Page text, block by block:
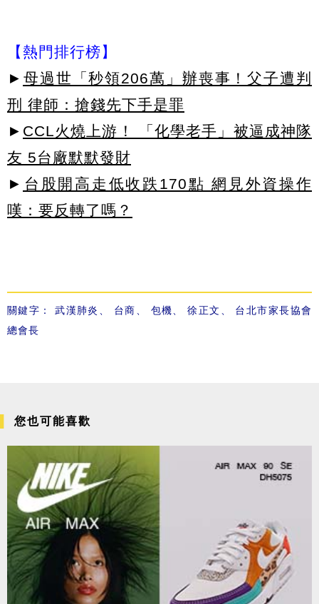
【熱門排行榜】
► 母過世「秒領206萬」辦喪事！父子遭判
刑 律師：搶錢先下手是罪
► CCL火燒上游！ 「化學老手」被逼成神隊
友 5台廠默默發財
► 台股開高走低收跌170點 網見外資操作
嘆：要反轉了嗎？
關鍵字：武漢肺炎 台商 包機 、徐正文
台北市家長協會
總會長
您也可能喜歡